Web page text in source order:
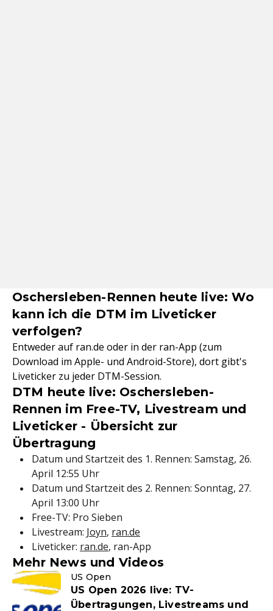
Oschersleben-Rennen heute live: Wo
kann ich die DTM im Liveticker
verfolgen?
Entweder auf ran.de oder in der ran-App (zum
Download im Apple- und Android-Store), dort gibt's
Liveticker zu jeder DTM-Session.
DTM heute live: Oschersleben-
Rennen im Free-TV, Livestream und
Liveticker - Übersicht zur
Übertragung
Datum und Startzeit des 1. Rennen: Samstag, 26.
April 12:55 Uhr
Datum und Startzeit des 2. Rennen: Sonntag, 27.
April 13:00 Uhr
Free-TV: Pro Sieben
Livestream: Joyn, ran.de
Liveticker: ran.de, ran-App
Mehr News und Videos
US Open
US Open 2026 live: TV-
Übertragungen, Livestreams und